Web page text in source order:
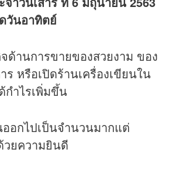
วันอาทิตย์
ด้านการขายของสวยงาม ของ
หรือเปิดร้านเครื่องเขียนใน
กำไรเพิ่มขึ้น
ออกไปเป็นจำนวนมากแต่
วยความยินดี